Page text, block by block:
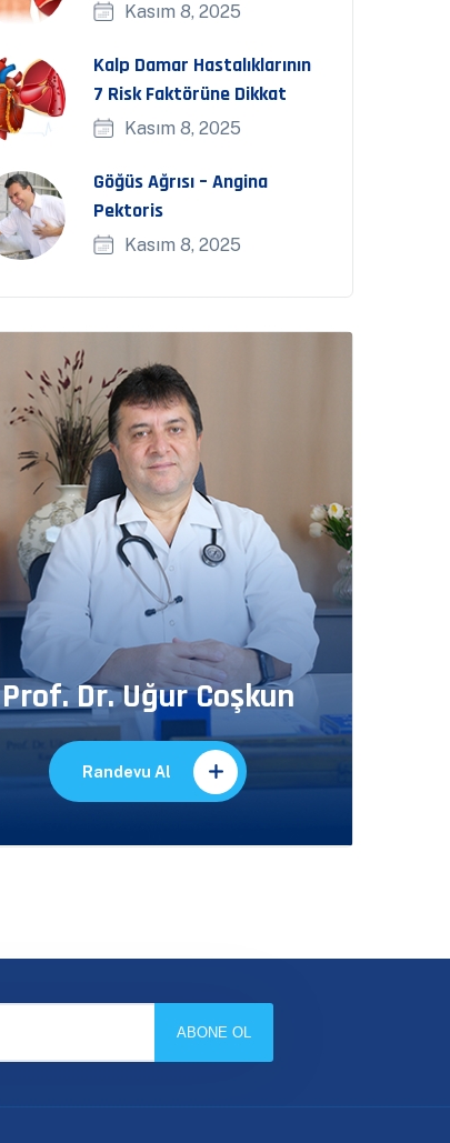
Kasım 8, 2025
Kalp Damar Hastalıklarının
7 Risk Faktörüne Dikkat
Kasım 8, 2025
Göğüs Ağrısı – Angina
Pektoris
Kasım 8, 2025
Prof. Dr. Uğur Coşkun
Randevu Al
ABONE OL